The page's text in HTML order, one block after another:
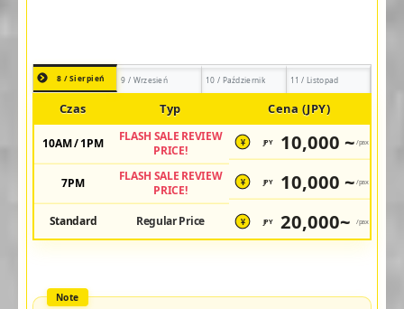
8 / Sierpień 9 / Wrzesień 10 / Październik 11 / Listopad
Czas Typ Cena (JPY)
10AM / 1PM
FLASH SALE REVIEW
PRICE!
¥ JPY 10,000 ~ /pax
7PM
FLASH SALE REVIEW
PRICE!
¥ JPY 10,000 ~ /pax
Standard Regular Price ¥ JPY 20,000~ /pax